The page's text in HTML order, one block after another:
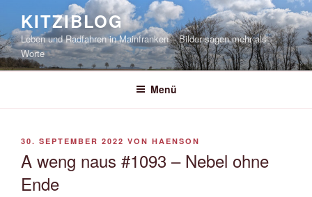
springen
KITZIBLOG
Leben und Radfahren in Mainfranken – Bilder sagen mehr als
Worte
Menü
VERÖFFENTLICHT
30. SEPTEMBER 2022 VON HAENSON
A weng naus #1093 – Nebel ohne
Ende